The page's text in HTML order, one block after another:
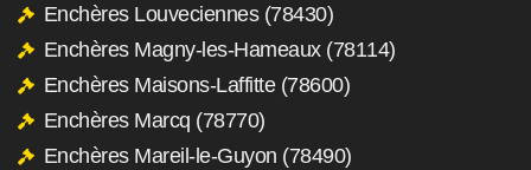
Enchères Louveciennes (78430)
Enchères Magny-les-Hameaux (78114)
Enchères Maisons-Laffitte (78600)
Enchères Marcq (78770)
Enchères Mareil-le-Guyon (78490)